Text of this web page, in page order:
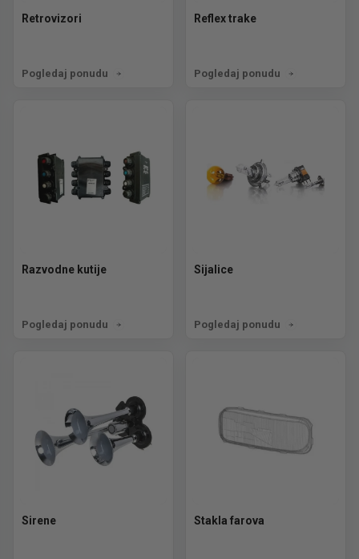
Retrovizori
Pogledaj ponudu
Reflex trake
Pogledaj ponudu
Razvodne kutije
Pogledaj ponudu
Sijalice
Pogledaj ponudu
Sirene Stakla farova